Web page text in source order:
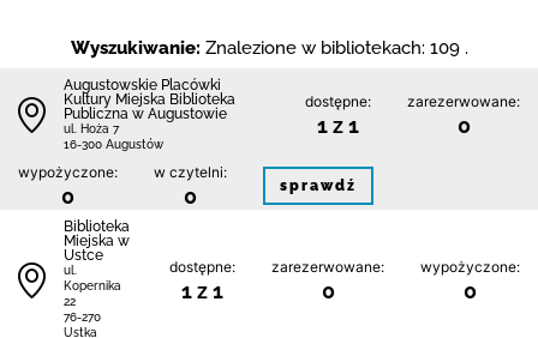
Wyszukiwanie: Znalezione w bibliotekach: 109 .
Augustowskie Placówki
Kultury Miejska Biblioteka
Publiczna w Augustowie
ul. Hoża 7
16-300 Augustów
dostępne:
1 z 1
zarezerwowane:
0
wypożyczone:
0
w czytelni:
0 sprawdź
Biblioteka
Miejska w
Ustce
ul.
Kopernika
22
76-270
Ustka
dostępne:
1 z 1
zarezerwowane:
0
wypożyczone:
0